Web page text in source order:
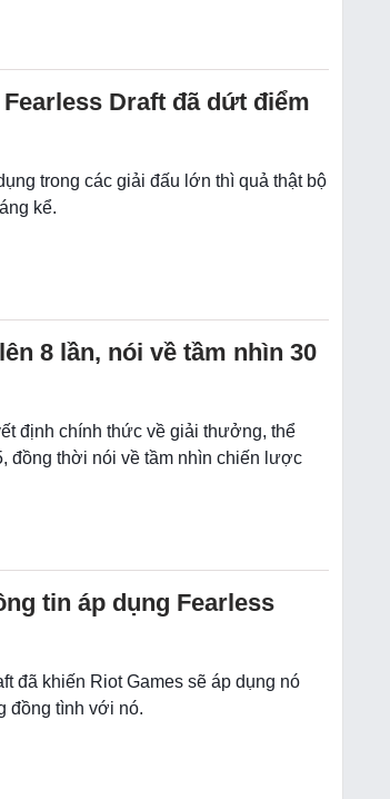
Draft đã dứt điểm
trong các giải đấu lớn thì quả thật bộ
kể.
8 lần, nói về tầm nhìn 30
định chính thức về giải thưởng, thể
đồng thời nói về tầm nhìn chiến lược
tin áp dụng Fearless
đã khiến ​​Riot Games sẽ áp dụng nó
đồng tình với nó.